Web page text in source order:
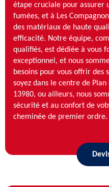
étape cruciale pour assurer
fumées, et à Les
des matériaux de haute
efficacité. Notre équipe,
qualifiés, est dédiée à vous
exceptionnel, et nous
besoins pour vous offrir des
soyez dans le centre de
13980, ou ailleurs, nous
sécurité et au confort de
cheminée de premier ordre.